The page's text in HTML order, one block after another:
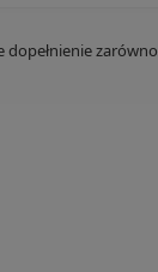
dopełnienie zarówno